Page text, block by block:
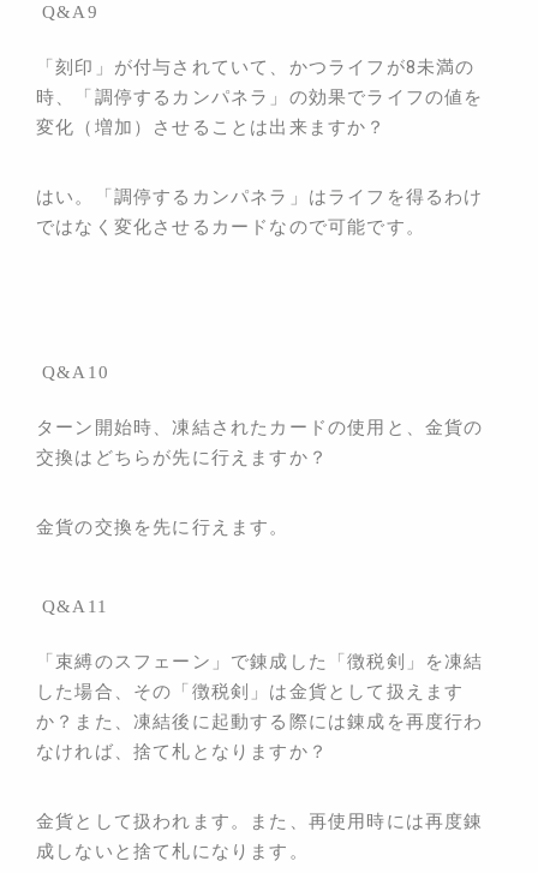
Q&A9
「刻印」が付与されていて、かつライフが8未満の
時、「調停するカンパネラ」の効果でライフの値を
変化（増加）させることは出来ますか？
はい。「 調停するカンパネラ」はライフを得るわけ
ではなく変化させるカードなので可能です。
Q&A10
ターン開始時、凍結されたカードの使用と、金貨の
交換はどちらが先に行えますか？
金貨の交換を先に行えます。
Q&A11
「束縛のスフェーン」で錬成した「徴税剣」を凍結
した場合、その「徴税剣」は金貨として扱えます
か？また、凍結後に起動する際には錬成を再度行わ
なければ、捨て札となりますか？
金貨として扱われます。また、再使用時には再度錬
成しないと捨て札になります。